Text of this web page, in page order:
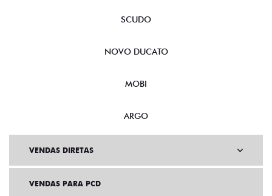
SCUDO
NOVO DUCATO
MOBI
ARGO
VENDAS DIRETAS
VENDAS PARA PCD